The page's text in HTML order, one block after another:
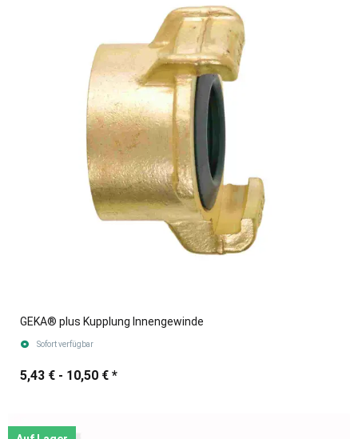
GEKA® plus Kupplung Innengewinde
Sofort verfügbar
5,43 € - 10,50 € *